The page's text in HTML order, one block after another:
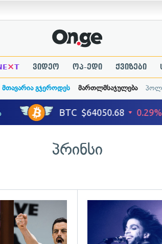
×T ვიდეო ოპ-ედი ქვიზები
მთავარია გჯეროდეს მართლმსაჯულება
პრინსი